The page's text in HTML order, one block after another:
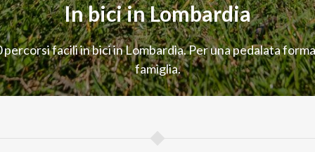
InbiciinLombardia
percorsifaciliinbiciinLombardia.Perunapedalata
famiglia.